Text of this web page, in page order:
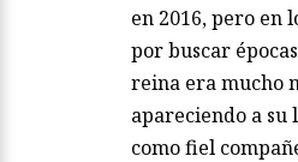
en 2016, pero en
por buscar
reina era mucho
apareciendo a su
como fiel